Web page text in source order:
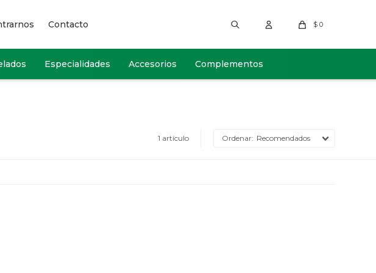
Especialidades Accesorios Complementos
$ 0
Contacto
1 artículo Recomendados